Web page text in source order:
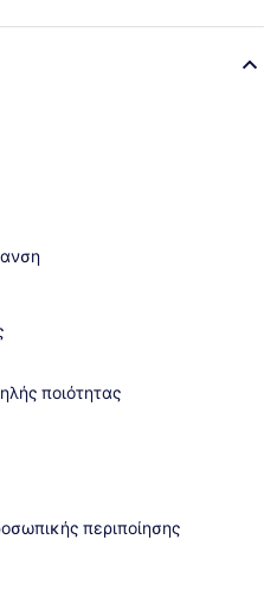
ποιότητας
περιποίησης